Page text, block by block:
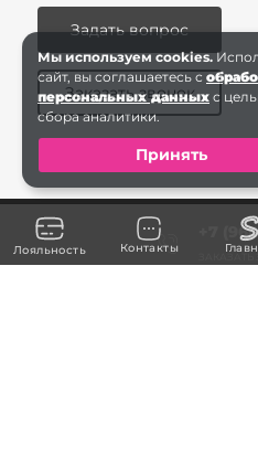
Лояльность Контакты
Задать вопрос
Заказать звонок
+7
Мы используем cookies.
сайт, вы соглашаетесь с
персональных данных с
сбора аналитики.
Принять